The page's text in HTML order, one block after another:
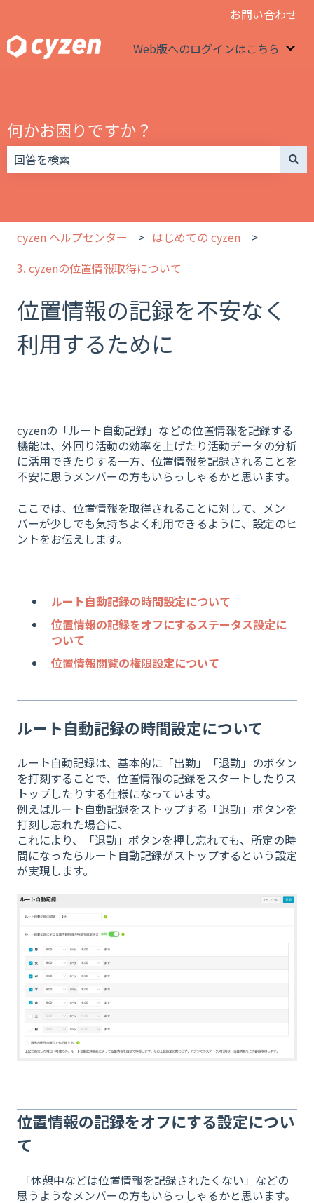
お問い合わせ
Web版へのログインはこちら
何かお困りですか？
cyzen ヘルプセンター
はじめての cyzen
3. cyzenの位置情報取得について
位置情報の記録を不安なく
利用するために
cyzenの「ルート自動記録」などの位置情報を記録する
機能は、外回り活動の効率を上げたり活動データの分析
に活用できたりする一方、位置情報を記録されることを
不安に思うメンバーの方もいらっしゃるかと思います。
ここでは、位置情報を取得されることに対して、メン
バーが少しでも気持ちよく利用できるように、設定のヒ
ントをお伝えします。
ルート自動記録の時間設定について
位置情報の記録をオフにするステータス設定に
ついて
位置情報閲覧の権限設定について
ルート自動記録の時間設定について
ルート自動記録は、基本的に「出勤」「退勤」のボタン
を打刻することで、位置情報の記録をスタートしたりス
トップしたりする仕様になっています。
例えばルート自動記録をストップする「退勤」ボタンを
打刻し忘れた場合に、
これにより、「退勤」ボタンを押し忘れても、所定の時
間になったらルート自動記録がストップするという設定
が実現します。
位置情報の記録をオフにする設定につい
て
「休憩中などは位置情報を記録されたくない」などの
思うようなメンバーの方もいらっしゃるかと思います。